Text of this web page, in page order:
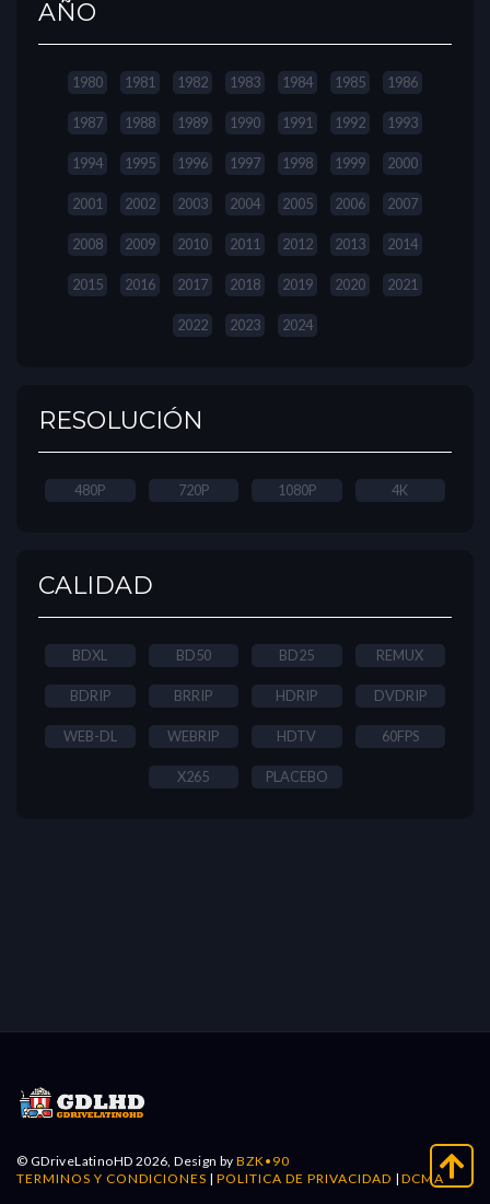
AÑO
1980 1981 1982 1983 1984 1985 1986
1987 1988 1989 1990 1991 1992 1993
1994 1995 1996 1997 1998 1999 2000
2001 2002 2003 2004 2005 2006 2007
2008 2009 2010 2011 2012 2013 2014
2015 2016 2017 2018 2019 2020 2021
2022 2023 2024
RESOLUCIÓN
480P 720P 1080P 4K
CALIDAD
BDXL BD50 BD25 REMUX
BDRIP BRRIP HDRIP DVDRIP
WEB-DL WEBRIP HDTV 60FPS
X265 PLACEBO
© GDriveLatinoHD 2026, Design byBZK•90
TERMINOS Y CONDICIONES |POLITICA DE PRIVACIDAD |DCMA